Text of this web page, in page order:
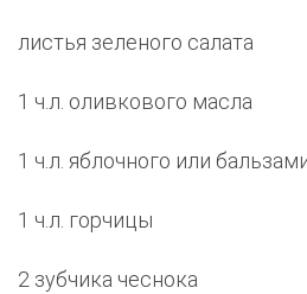
листья зеленого салата
1 ч.л. оливкового масла
1 ч.л. яблочного или
1 ч.л. горчицы
2 зубчика чеснока